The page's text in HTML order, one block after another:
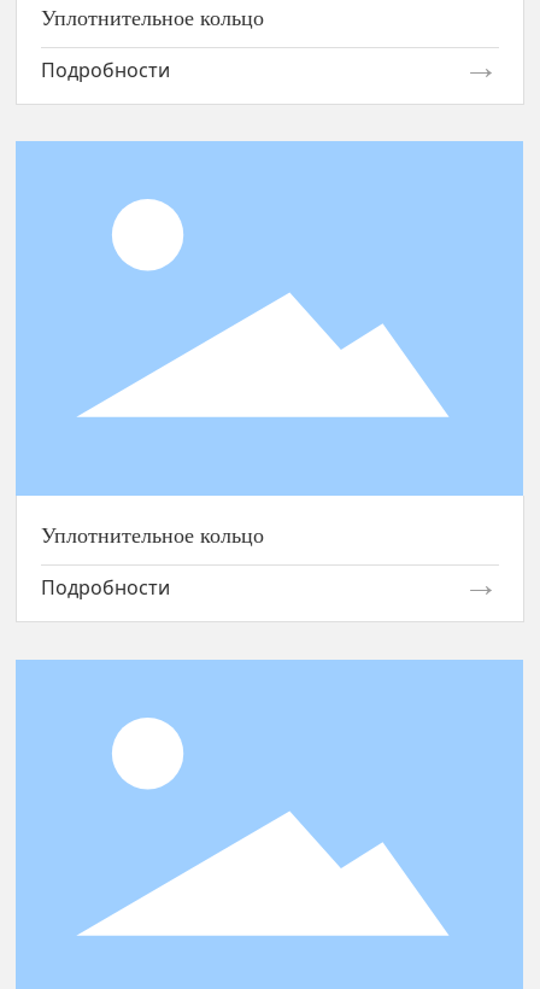
Уплотнительное кольцо
Подробности
Уплотнительное кольцо
Уплотнительное кольцо
Подробности
буферная подушка